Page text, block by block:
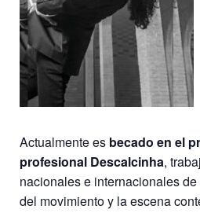
Actualmente es becado en el
profesional Descalcinha,
nacionales e internacionales
del movimiento y la escena